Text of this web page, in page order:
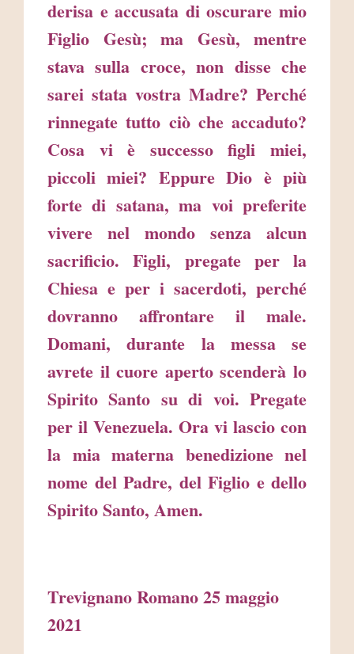
derisa e accusata di oscurare mio
Figlio Gesù; ma Gesù, mentre
stava sulla croce, non disse che
sarei stata vostra Madre? Perché
rinnegate tutto ciò che accaduto?
Cosa vi è successo figli miei,
piccoli miei? Eppure Dio è più
forte di satana, ma voi preferite
vivere nel mondo senza alcun
sacrificio. Figli, pregate per la
Chiesa e per i sacerdoti, perché
dovranno affrontare il male.
Domani, durante la messa se
avrete il cuore aperto scenderà lo
Spirito Santo su di voi. Pregate
per il Venezuela. Ora vi lascio con
la mia materna benedizione nel
nome del Padre, del Figlio e dello
Spirito Santo, Amen.
Trevignano Romano 25 maggio
2021